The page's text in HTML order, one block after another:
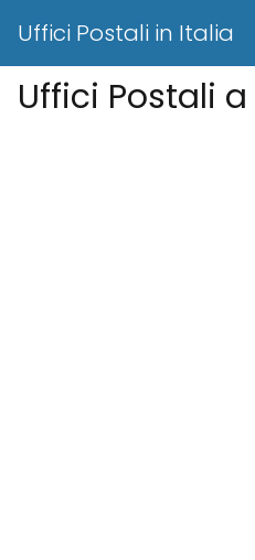
Uffici Postali in Italia
Uffici Postali